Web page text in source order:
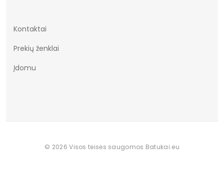
Kontaktai
Prekių ženklai
Įdomu
© 2026 Visos teisės saugomos Batukai.eu